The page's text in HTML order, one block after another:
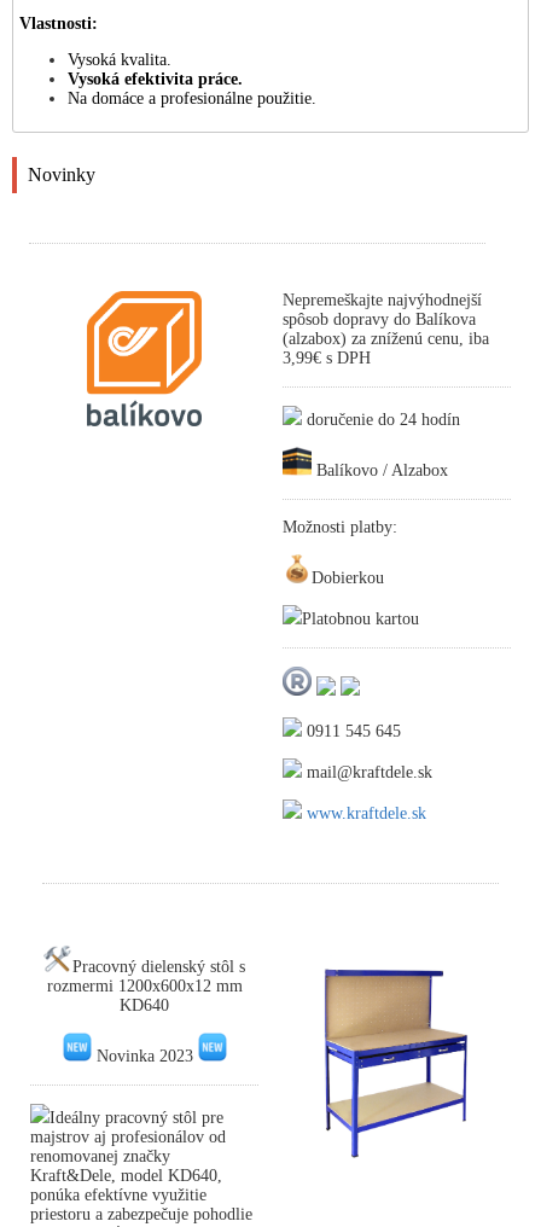
Vlastnosti:
Vysoká kvalita.
Vysoká efektivita práce.
Na domáce a profesionálne použitie.
Novinky
Nepremeškajte najvýhodnejší
spôsob dopravy do Balíkova
(alzabox) za zníženú cenu, iba
3,99€ s DPH
doručenie do 24 hodín
Balíkovo / Alzabox
Možnosti platby:
Dobierkou
Platobnou kartou
0911 545 645
mail@kraftdele.sk
www.kraftdele.sk
Pracovný dielenský stôl s
rozmermi 1200x600x12 mm
KD640
Novinka 2023
Ideálny pracovný stôl pre
majstrov aj profesionálov od
renomovanej značky
Kraft&Dele, model KD640,
ponúka efektívne využitie
priestoru a zabezpečuje pohodlie